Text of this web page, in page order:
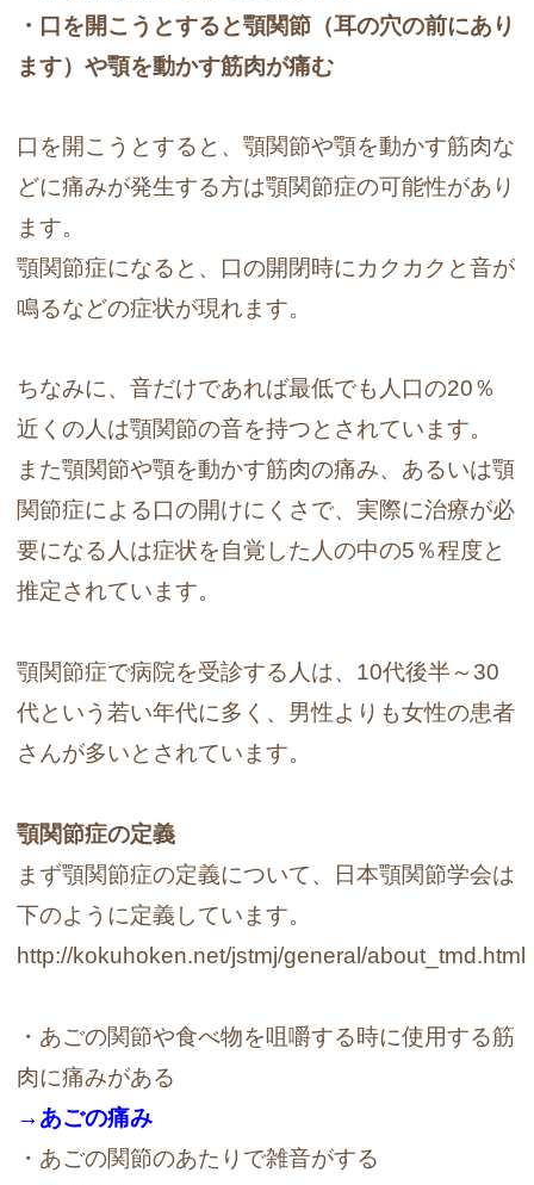
・口を開こうとすると顎関節（耳の穴の前にあり
ます）や顎を動かす筋肉が痛む
口を開こうとすると、顎関節や顎を動かす筋肉な
どに痛みが発生する方は顎関節症の可能性があり
ます。
顎関節症になると、口の開閉時にカクカクと音が
鳴るなどの症状が現れます。
ちなみに、音だけであれば最低でも人口の20％
近くの人は顎関節の音を持つとされています。
また顎関節や顎を動かす筋肉の痛み、あるいは顎
関節症による口の開けにくさで、実際に治療が必
要になる人は症状を自覚した人の中の5％程度と
推定されています。
顎関節症で病院を受診する人は、10代後半～30
代という若い年代に多く、男性よりも女性の患者
さんが多いとされています。
顎関節症の定義
まず顎関節症の定義について、日本顎関節学会は
下のように定義しています。
http://kokuhoken.net/jstmj/general/about_tmd.html
・あごの関節や食べ物を咀嚼する時に使用する筋
肉に痛みがある
→あごの痛み
・あごの関節のあたりで雑音がする